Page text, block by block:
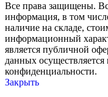
Все права защищены.
информация, в том
наличие на складе,
информационный
является публичной
данных
конфиденциальности.
Закрыть